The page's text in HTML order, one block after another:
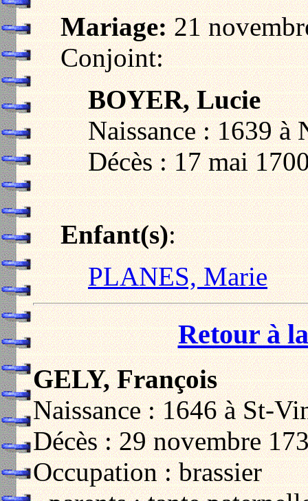
Mariage:21
Conjoint:
BOYER, Lucie
Naissance : 1639 à
Décès : 17 mai
Enfant(s):
PLANES, Marie
Retour à
GELY, François
Naissance : 1646 à St-
Décès : 29 novembre
Occupation : brassier